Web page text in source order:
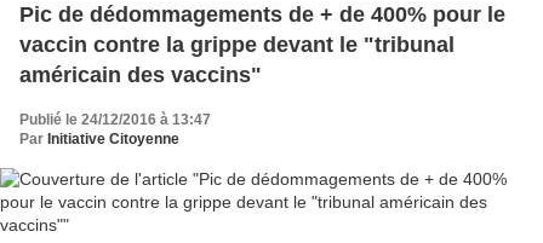
Pic de dédommagements de + de 400% pour le
vaccin contre la grippe devant le "tribunal
américain des vaccins"
Publié le 24/12/2016 à 13:47
Par Initiative Citoyenne